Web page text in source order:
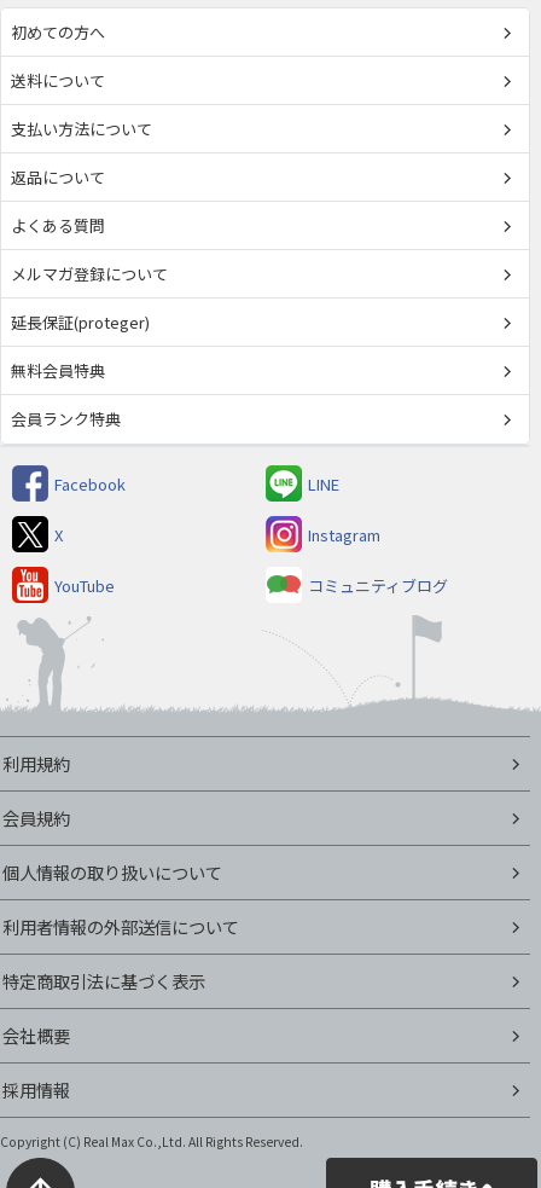
初めての方へ
送料について
支払い方法について
返品について
よくある質問
メルマガ登録について
延長保証(proteger)
無料会員特典
会員ランク特典
Facebook LINE
X Instagram
YouTube コミュニティブログ
利用規約
会員規約
個人情報の取り扱いについて
利用者情報の外部送信について
特定商取引法に基づく表示
会社概要
採用情報
Copyright (C) Real Max Co.,Ltd. All Rights Reserved.